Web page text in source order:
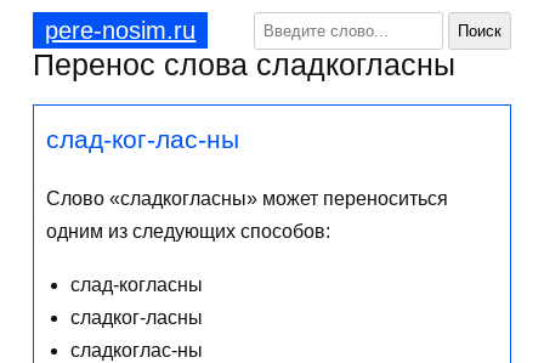
pere-nosim.ru
Перенос слова сладкогласны
слад-ког-лас-ны
Слово «сладкогласны» может переноситься
одним из следующих способов:
слад-когласны
сладког-ласны
сладкоглас-ны